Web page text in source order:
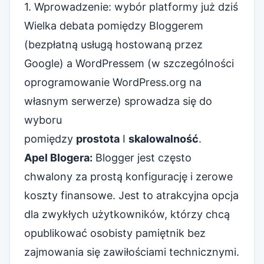
1. Wprowadzenie: wybór platformy już dziś
Wielka debata pomiędzy Bloggerem
(bezpłatną usługą hostowaną przez
Google) a WordPressem (w szczególności
oprogramowanie WordPress.org na
własnym serwerze) sprowadza się do
wyboru
pomiędzy prostota I skalowalność.
Apel Blogera: Blogger jest często
chwalony za prostą konfigurację i zerowe
koszty finansowe. Jest to atrakcyjna opcja
dla zwykłych użytkowników, którzy chcą
opublikować osobisty pamiętnik bez
zajmowania się zawiłościami technicznymi.